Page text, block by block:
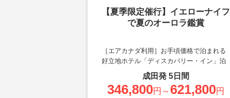
【夏季限定催行】イエローナイフ
で夏のオーロラ鑑賞
［エアカナダ利用］お手頃価格で泊まれる
好立地ホテル「ディスカバリー・イン」泊
成田発5 日間
346,800円～ 621,800円